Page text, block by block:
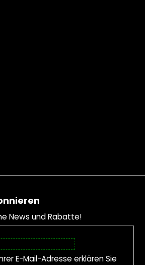
News und Rabatte!
E-Mail-Adresse erklären Sie